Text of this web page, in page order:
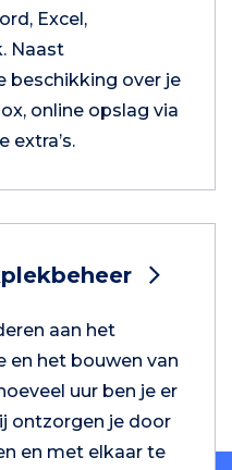
Excel,
Naast
beschikking over je
online opslag via
extra’s.
aan het
en het bouwen van
uur ben je er
ontzorgen je door
en met elkaar te